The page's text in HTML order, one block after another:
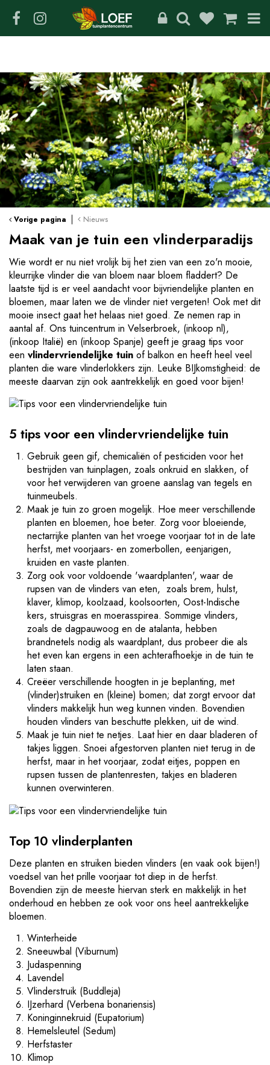
r
c
o
n
t
e
n
t
Vorige pagina Nieuws
Maak van je tuin een vlinderparadijs
Wie wordt er nu niet vrolijk bij het zien van een zo'n mooie,
kleurrijke vlinder die van bloem naar bloem fladdert? De
laatste tijd is er veel aandacht voor bijvriendelijke planten en
bloemen, maar laten we de vlinder niet vergeten! Ook met dit
mooie insect gaat het helaas niet goed. Ze nemen rap in
aantal af. Ons tuincentrum in Velserbroek, (inkoop nl),
(inkoop Italië) en (inkoop Spanje) geeft je graag tips voor
een vlindervriendelijke tuin of balkon en heeft heel veel
planten die ware vlinderlokkers zijn. Leuke BIJkomstigheid: de
meeste daarvan zijn ook aantrekkelijk en goed voor bijen!
5 tips voor een vlindervriendelijke tuin
Gebruik geen gif, chemicaliën of pesticiden voor het
bestrijden van tuinplagen, zoals onkruid en slakken, of
voor het verwijderen van groene aanslag van tegels en
tuinmeubels.
Maak je tuin zo groen mogelijk. Hoe meer verschillende
planten en bloemen, hoe beter. Zorg voor bloeiende,
nectarrijke planten van het vroege voorjaar tot in de late
herfst, met voorjaars- en zomerbollen, eenjarigen,
kruiden en vaste planten.
Zorg ook voor voldoende 'waardplanten', waar de
rupsen van de vlinders van eten, zoals brem, hulst,
klaver, klimop, koolzaad, koolsoorten, Oost-Indische
kers, struisgras en moerasspirea. Sommige vlinders,
zoals de dagpauwoog en de atalanta, hebben
brandnetels nodig als waardplant, dus probeer die als
het even kan ergens in een achterafhoekje in de tuin te
laten staan.
Creëer verschillende hoogten in je beplanting, met
(vlinder)struiken en (kleine) bomen; dat zorgt ervoor dat
vlinders makkelijk hun weg kunnen vinden. Bovendien
houden vlinders van beschutte plekken, uit de wind.
Maak je tuin niet te netjes. Laat hier en daar bladeren of
takjes liggen. Snoei afgestorven planten niet terug in de
herfst, maar in het voorjaar, zodat eitjes, poppen en
rupsen tussen de plantenresten, takjes en bladeren
kunnen overwinteren.
Top 10 vlinderplanten
Deze planten en struiken bieden vlinders (en vaak ook bijen!)
voedsel van het prille voorjaar tot diep in de herfst.
Bovendien zijn de meeste hiervan sterk en makkelijk in het
onderhoud en hebben ze ook voor ons heel aantrekkelijke
bloemen.
Winterheide
Sneeuwbal (Viburnum)
Judaspenning
Lavendel
Vlinderstruik (Buddleja)
IJzerhard (Verbena bonariensis)
Koninginnekruid (Eupatorium)
Hemelsleutel (Sedum)
Herfstaster
Klimop